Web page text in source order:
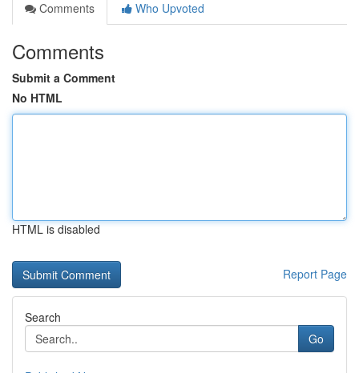
Comments
Who Upvoted
Comments
Submit a Comment
No HTML
HTML is disabled
Report Page
Search
Go